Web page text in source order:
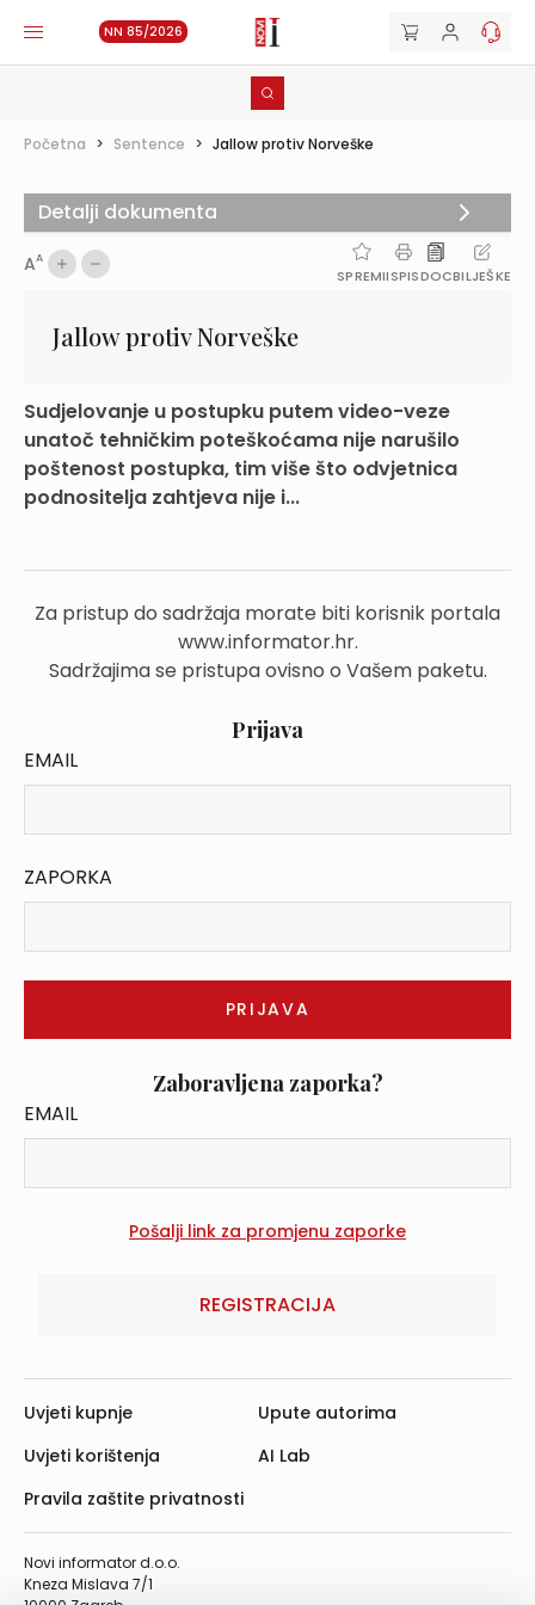
NN 85/2026
Početna > Sentence > Jallow protiv Norveške
AA
SPREMIISPISDOCBILJEŠKE
Jallow protiv Norveške
Sudjelovanje u postupku putem video-veze
unatoč tehničkim poteškoćama nije narušilo
poštenost postupka, tim više što odvjetnica
podnositelja zahtjeva nije i...
Za pristup do sadržaja morate biti korisnik portala
www.informator.hr.
Sadržajima se pristupa ovisno o Vašem paketu.
Prijava
EMAIL
ZAPORKA
Zaboravljena zaporka?
EMAIL
REGISTRACIJA
Detalji dokumenta
Novi informator d.o.o.
Kneza Mislava 7/1
Uvjeti kupnje
Uvjeti korištenja
Pravila zaštite privatnosti
Upute autorima
AI Lab